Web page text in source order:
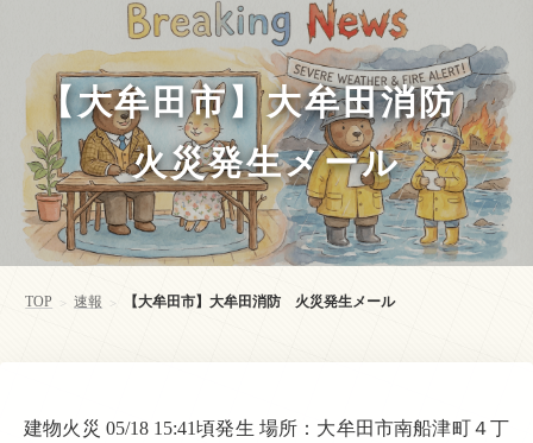
【大牟田市】大牟田消防
火災発生メール
TOP > 速報 > 【大牟田市】大牟田消防 火災発生メール
建物火災 05/18 15:41頃発生 場所：大牟田市南船津町４丁